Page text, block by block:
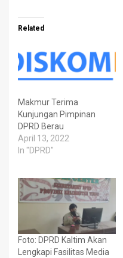
Related
Makmur Terima
Kunjungan Pimpinan
DPRD Berau
April 13, 2022
In "DPRD"
Foto: DPRD Kaltim Akan
Lengkapi Fasilitas Media